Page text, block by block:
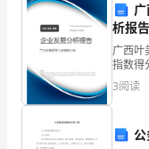
析报告
广西叶
指数得
综合得
新、企
3阅读